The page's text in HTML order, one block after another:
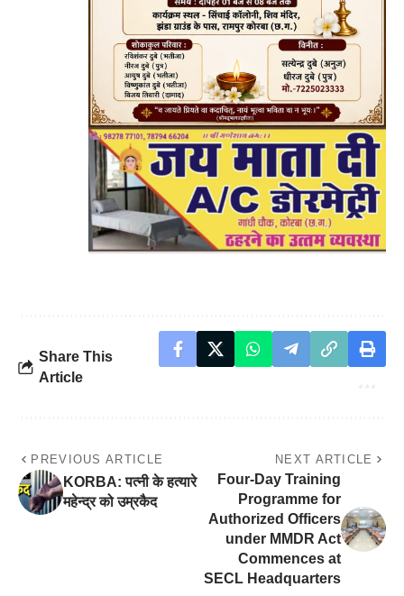
Share This
Article
PREVIOUS ARTICLE
KORBA: पत्नी के हत्यारे
महेन्द्र को उम्रकैद
NEXT ARTICLE
Four-Day Training
Programme for
Authorized Officers
under MMDR Act
Commences at
SECL Headquarters